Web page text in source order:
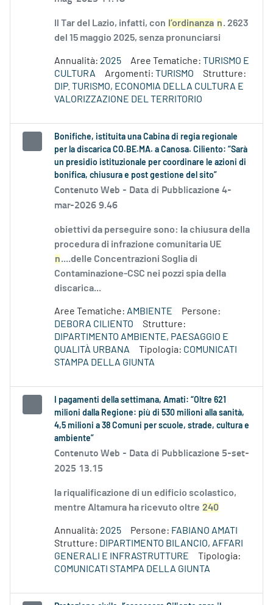
Il Tar del Lazio, infatti, con l’ordinanza n. 2623
del 15 maggio 2025, senza pronunciarsi
Annualità: 2025 Aree Tematiche: TURISMO E
CULTURA
Argomenti: TURISMO
Strutture:
DIP. TURISMO, ECONOMIA DELLA CULTURA E
VALORIZZAZIONE DEL TERRITORIO
Bonifiche, istituita una Cabina di regia regionale
per la discarica CO.BE.MA. a Canosa. Ciliento: “Sarà
un presidio istituzionale per coordinare le azioni di
bonifica, chiusura e post gestione del sito”
Contenuto Web - Data di Pubblicazione 4-
mar-2026 9.46
obiettivi da perseguire sono: la chiusura della
procedura di infrazione comunitaria UE
n....delle Concentrazioni Soglia di
Contaminazione-CSC nei pozzi spia della
discarica...
Aree Tematiche: AMBIENTE
Persone:
DEBORA CILIENTO
Strutture:
DIPARTIMENTO AMBIENTE, PAESAGGIO E
QUALITÀ URBANA
Tipologia: COMUNICATI
STAMPA DELLA GIUNTA
I pagamenti della settimana, Amati: “Oltre 621
milioni dalla Regione: più di 530 milioni alla sanità,
4,5 milioni a 38 Comuni per scuole, strade, cultura e
ambiente”
Contenuto Web - Data di Pubblicazione 5-set-
2025 13.15
la riqualificazione di un edificio scolastico,
mentre Altamura ha ricevuto oltre 240
Annualità: 2025 Persone: FABIANO AMATI
Strutture: DIPARTIMENTO BILANCIO, AFFARI
GENERALI E INFRASTRUTTURE
Tipologia:
COMUNICATI STAMPA DELLA GIUNTA